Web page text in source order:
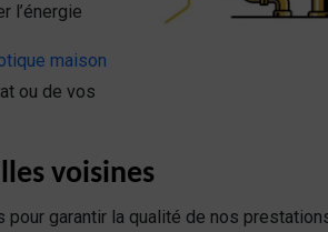
l’énergie
maison
ou de vos
voisines
garantir la qualité de nos